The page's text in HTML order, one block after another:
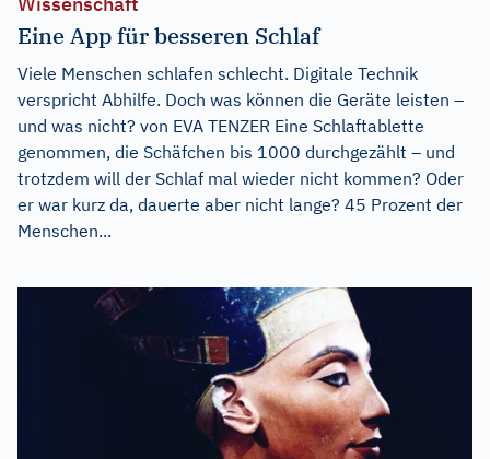
Eine App für besseren Schlaf
Viele Menschen schlafen schlecht. Digitale Technik
verspricht Abhilfe. Doch was können die Geräte leisten –
und was nicht? von EVA TENZER Eine Schlaftablette
genommen, die Schäfchen bis 1000 durchgezählt – und
trotzdem will der Schlaf mal wieder nicht kommen? Oder
er war kurz da, dauerte aber nicht lange? 45 Prozent der
Menschen...